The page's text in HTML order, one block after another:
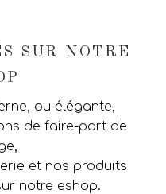
SUR NOTRE
ou élégante,
de faire-part de
et nos produits
notre eshop.